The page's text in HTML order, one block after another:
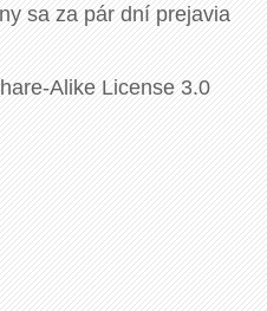
sa za pár dní prejavia
Alike License 3.0